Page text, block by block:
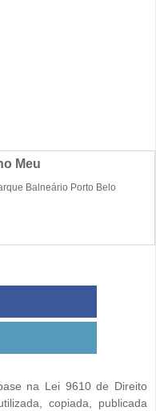
Meu
Balneário Porto Belo
na Lei 9610 de Direito
copiada, publicada